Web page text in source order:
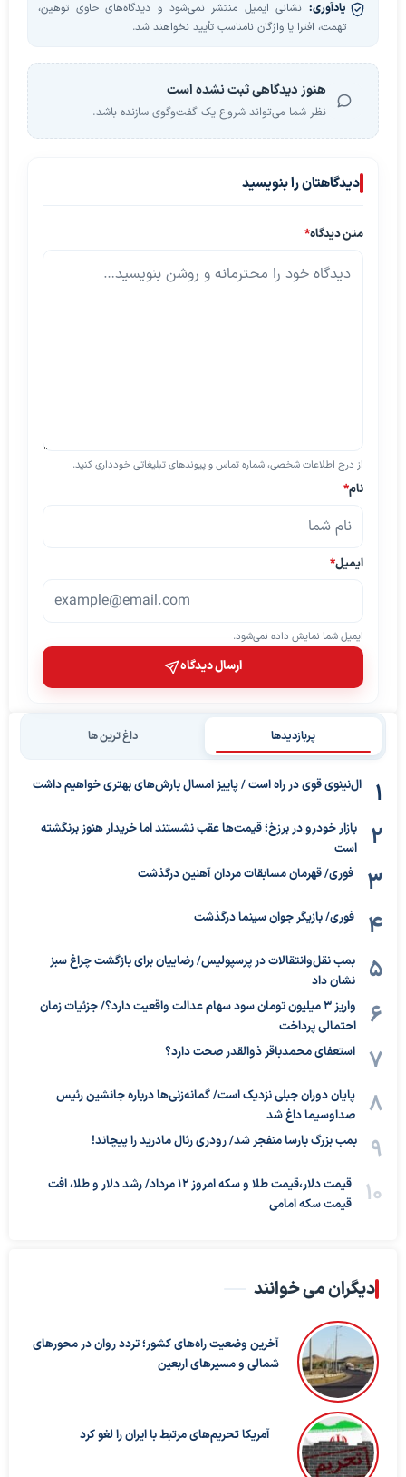
یادآوری: نشانی ایمیل منتشر نمی‌شود و دیدگاه‌های حاوی توهین،
تهمت، افترا یا واژگان نامناسب تأیید نخواهند شد.
هنوز دیدگاهی ثبت نشده است
نظر شما می‌تواند شروع یک گفت‌وگوی سازنده باشد.
دیدگاهتان را بنویسید
متن دیدگاه*
از درج اطلاعات شخصی، شماره تماس و پیوندهای تبلیغاتی خودداری کنید.
نام*
ایمیل*
ایمیل شما نمایش داده نمی‌شود.
ارسال دیدگاه
پربازدیدها داغ ترین ها
ال‌نینوی قوی در راه است / پاییز امسال بارش‌های بهتری خواهیم داشت
بازار خودرو در برزخ؛ قیمت‌ها عقب نشستند اما خریدار هنوز برنگشته
است
فوری/ قهرمان مسابقات مردان آهنین درگذشت
فوری/ بازیگر جوان سینما درگذشت
بمب نقل‌وانتقالات در پرسپولیس/ رضاییان برای بازگشت چراغ سبز
نشان داد
واریز ۳ میلیون تومان سود سهام عدالت واقعیت دارد؟/ جزئیات زمان
احتمالی پرداخت
استعفای محمدباقر ذوالقدر صحت دارد؟
پایان دوران جبلی نزدیک است/ گمانه‌زنی‌ها درباره جانشین رئیس
صداوسیما داغ شد
بمب بزرگ بارسا منفجر شد/ رودری رئال مادرید را پیچاند!
قیمت دلار،قیمت طلا و سکه امروز ۱۲ مرداد/ رشد دلار و طلا، افت
قیمت سکه امامی
دیگران می خوانند
آخرین وضعیت راه‌های کشور؛ تردد روان در محورهای
شمالی و مسیرهای اربعین
آمریکا تحریم‌های مرتبط با ایران را لغو کرد